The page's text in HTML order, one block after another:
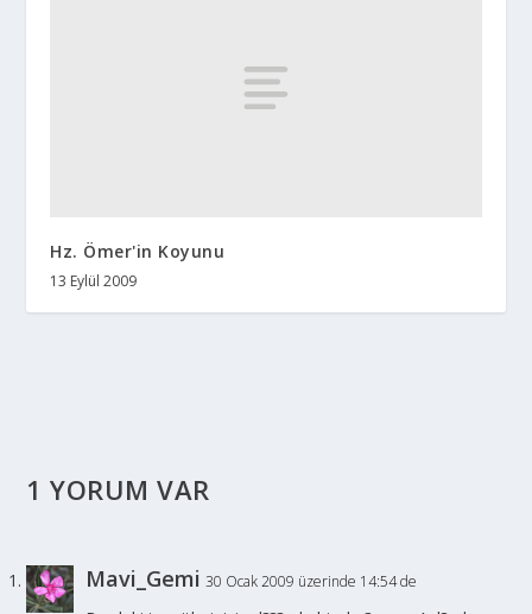
Hz. Ömer'in Koyunu
13 Eylül 2009
1 YORUM VAR
Mavi_Gemi 30 Ocak 2009 üzerinde 14:54 de